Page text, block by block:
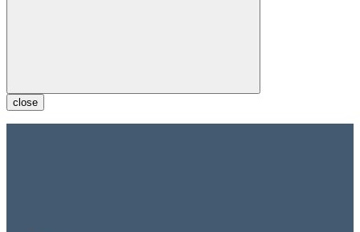
close